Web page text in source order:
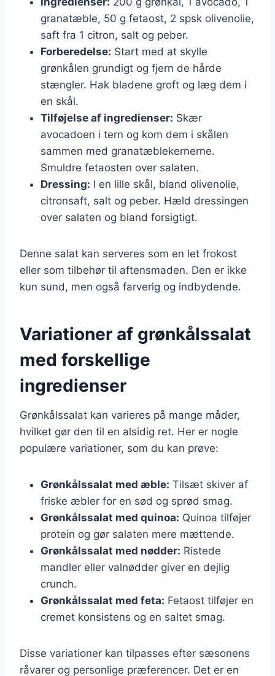
granatæble, 50 g fetaost, 2 spsk olivenolie,
saft fra 1 citron, salt og peber.
Forberedelse: Start med at skylle
grønkålen grundigt og fjern de hårde
stængler. Hak bladene groft og læg dem i
en skål.
Tilføjelse af ingredienser: Skær
avocadoen i tern og kom dem i skålen
sammen med granatæblekernerne.
Smuldre fetaosten over salaten.
Dressing: I en lille skål, bland olivenolie,
citronsaft, salt og peber. Hæld dressingen
over salaten og bland forsigtigt.
Denne salat kan serveres som en let frokost
eller som tilbehør til aftensmaden. Den er ikke
kun sund, men også farverig og indbydende.
Variationer af grønkålssalat
med forskellige
ingredienser
Grønkålssalat kan varieres på mange måder,
hvilket gør den til en alsidig ret. Her er nogle
populære variationer, som du kan prøve:
Grønkålssalat med æble: Tilsæt skiver af
friske æbler for en sød og sprød smag.
Grønkålssalat med quinoa: Quinoa tilføjer
protein og gør salaten mere mættende.
Grønkålssalat med nødder: Ristede
mandler eller valnødder giver en dejlig
crunch.
Grønkålssalat med feta: Fetaost tilføjer en
cremet konsistens og en saltet smag.
Disse variationer kan tilpasses efter sæsonens
råvarer og personlige præferencer. Det er en